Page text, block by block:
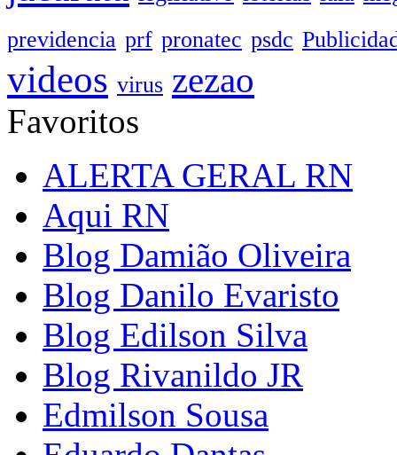
previdencia prf pronatec psdc
videos virus zezao
Favoritos
ALERTA GERAL RN
Aqui RN
Blog Damião Oliveira
Blog Danilo Evaristo
Blog Edilson Silva
Blog Rivanildo JR
Edmilson Sousa